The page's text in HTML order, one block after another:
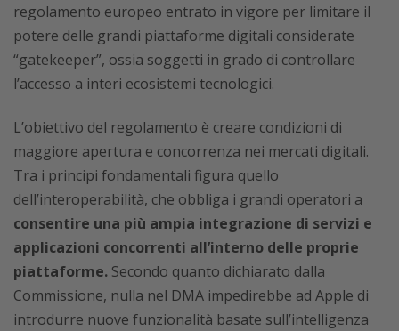
regolamento europeo entrato in vigore per limitare il
potere delle grandi piattaforme digitali considerate
“gatekeeper”, ossia soggetti in grado di controllare
l’accesso a interi ecosistemi tecnologici.
L’obiettivo del regolamento è creare condizioni di
maggiore apertura e concorrenza nei mercati digitali.
Tra i principi fondamentali figura quello
dell’interoperabilità, che obbliga i grandi operatori a
consentire una più ampia integrazione di servizi e
applicazioni concorrenti all’interno delle proprie
piattaforme. Secondo quanto dichiarato dalla
Commissione, nulla nel DMA impedirebbe ad Apple di
introdurre nuove funzionalità basate sull’intelligenza